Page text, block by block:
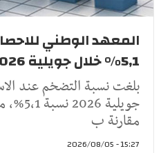
المعهد الوطني
5,1% خلال جويلية 2026
بلغت نسبة التضخم عند
جويلية
مقارنة ب
15:27 - 2026/08/05